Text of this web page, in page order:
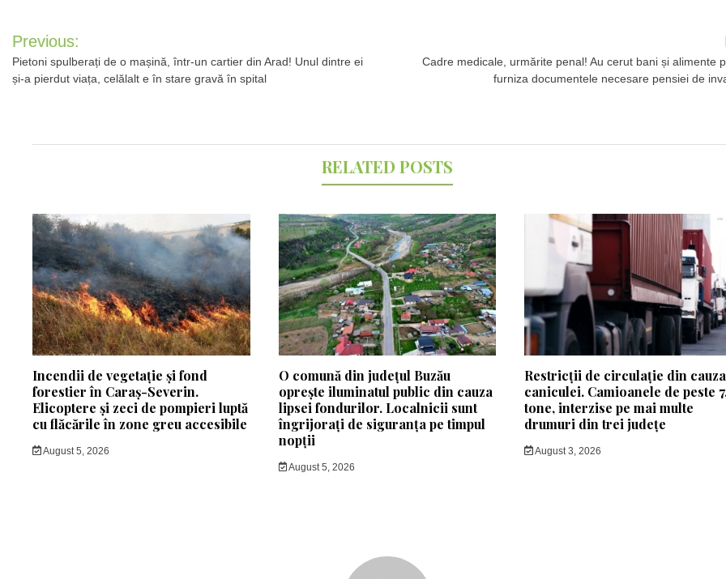
Post
navigation
Previous:
Pietoni spulberați de o mașină, într-un cartier din Arad! Unul dintre ei
și-a pierdut viața, celălalt e în stare gravă în spital
Cadre medicale, urmărite penal! Au cerut bani și alimente
furniza documentele necesare pensiei de
RELATED POSTS
Incendii de vegetație și fond
forestier în Caraș-Severin.
Elicoptere și zeci de pompieri luptă
cu flăcările în zone greu accesibile
August 5, 2026
O comună din județul Buzău
oprește iluminatul public din cauza
lipsei fondurilor. Localnicii sunt
îngrijorați de siguranța pe timpul
nopții
August 5, 2026
Restricții de circulație din cauza
caniculei. Camioanele de peste
tone, interzise pe mai multe
drumuri din trei județe
August 3, 2026